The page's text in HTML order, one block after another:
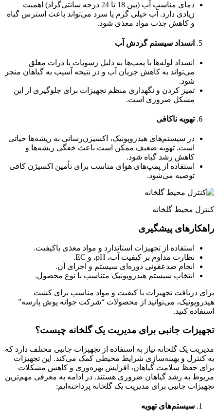
دمای مناسب آب (بین 18 تا 24 درجه سانتی‌گراد) اهمیت
زیادی دارد. آب خیلی گرم یا سرد می‌تواند باعث استرس گیاه
و کاهش جذب مواد مغذی شود.
انسداد سیستم گردش آب
انسداد لوله‌ها یا پمپ‌ها به دلیل رسوبات یا ذرات معلق
می‌تواند به کاهش جریان آب و در نتیجه آسیب به گیاهان منجر
شود.
تمیز کردن و نگهداری منظم تجهیزات برای جلوگیری از این
مشکل ضروری است.
تهویه ناکافی
در سیستم‌های هیدروپونیک، اکسیژن‌رسانی به ریشه‌ها حیاتی
است. تهویه ضعیف ممکن است باعث خفگی ریشه‌ها و
کاهش رشد گیاه شود.
استفاده از پمپ‌های هوای مناسب برای تأمین اکسیژن کافی
توصیه می‌شود.
کنترل محیط گلخانه
راهکارهای پیشگیری
استفاده از تجهیزات استاندارد و مواد مغذی باکیفیت.
نظارت مداوم بر کیفیت آب، pH، و EC.
انجام ضدعفونی دوره‌ای سیستم و اجزای آن.
انتخاب سیستم هیدروپونیک متناسب با نوع محصول.
برای دریافت تجهیزات با کیفیت و مواد مناسب برای کشت
هیدروپونیک، می‌توانید از محصولات “شرکت جوانه پوش پارسه”
استفاده کنید.
تجهیزات جانبی برای مدیریت یک گلخانه چیست؟
مدیریت یک گلخانه نیاز به استفاده از تجهیزات جانبی مختلف دارد که
به کنترل و بهینه‌سازی شرایط محیطی کمک می‌کند. این تجهیزات
برای حفظ سلامت گیاهان، افزایش بهره‌وری و کاهش مشکلات
مربوط به رشد گیاهان ضروری هستند. در ادامه به معرفی مهم‌ترین
تجهیزات جانبی برای مدیریت یک گلخانه پرداخته‌ایم:
سیستم‌های تهویه